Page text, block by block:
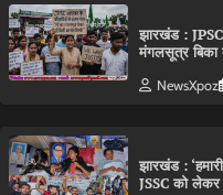
झारखंड : JPSC
मंगलसूत्र बिका
NewsXpoz
झारखंड :
JSSC को